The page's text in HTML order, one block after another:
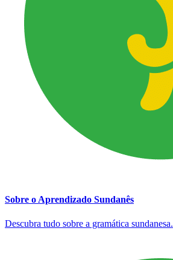
Sobre o Aprendizado Sundanês
Descubra tudo sobre a gramática sundanesa.